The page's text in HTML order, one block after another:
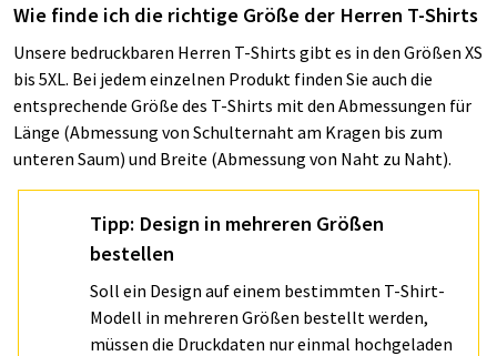
Wie finde ich die richtige Größe der Herren T-Shirts
Unsere bedruckbaren Herren T-Shirts gibt es in den Größen XS
bis 5XL. Bei jedem einzelnen Produkt finden Sie auch die
entsprechende Größe des T-Shirts mit den Abmessungen für
Länge (Abmessung von Schulternaht am Kragen bis zum
unteren Saum) und Breite (Abmessung von Naht zu Naht).
Tipp: Design in mehreren Größen
bestellen
Soll ein Design auf einem bestimmten T-Shirt-
Modell in mehreren Größen bestellt werden,
müssen die Druckdaten nur einmal hochgeladen